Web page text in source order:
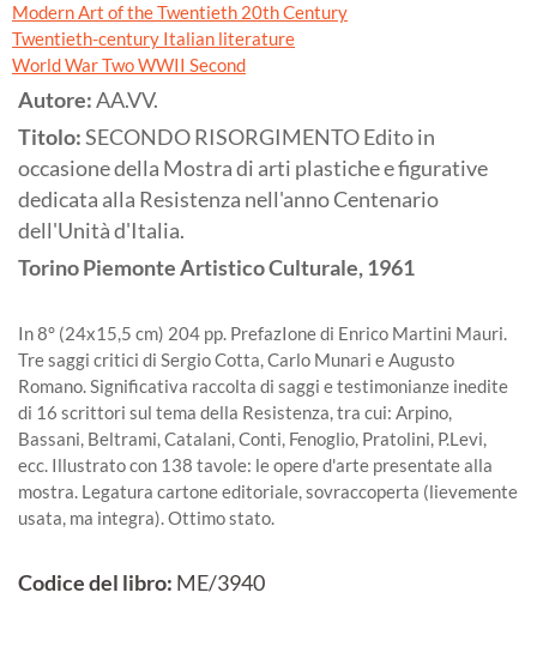
Modern Art of the Twentieth 20th Century
Twentieth-century Italian literature
World War Two WWII Second
Autore:AA.VV.
Titolo:SECONDO RISORGIMENTO Edito in
occasione della Mostra di arti plastiche e figurative
dedicata alla Resistenza nell'anno Centenario
dell'Unità d'Italia.
TorinoPiemonte Artistico Culturale,1961
In 8° (24x15,5 cm) 204 pp. PrefazIone di Enrico Martini Mauri.
Tre saggi critici di Sergio Cotta, Carlo Munari e Augusto
Romano. Significativa raccolta di saggi e testimonianze inedite
di 16 scrittori sul tema della Resistenza, tra cui: Arpino,
Bassani, Beltrami, Catalani, Conti, Fenoglio, Pratolini, P.Levi,
ecc. Illustrato con 138 tavole: le opere d'arte presentate alla
mostra. Legatura cartone editoriale, sovraccoperta (lievemente
usata, ma integra). Ottimo stato.
Codice del libro: ME/3940